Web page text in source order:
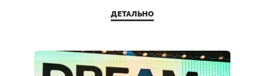
ДЕТАЛЬНО